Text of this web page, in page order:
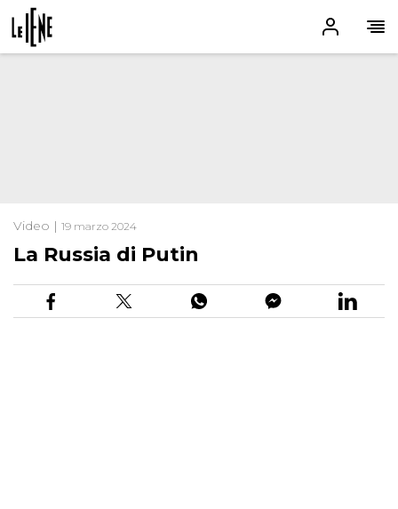
Video | 19 marzo 2024
La Russia di Putin